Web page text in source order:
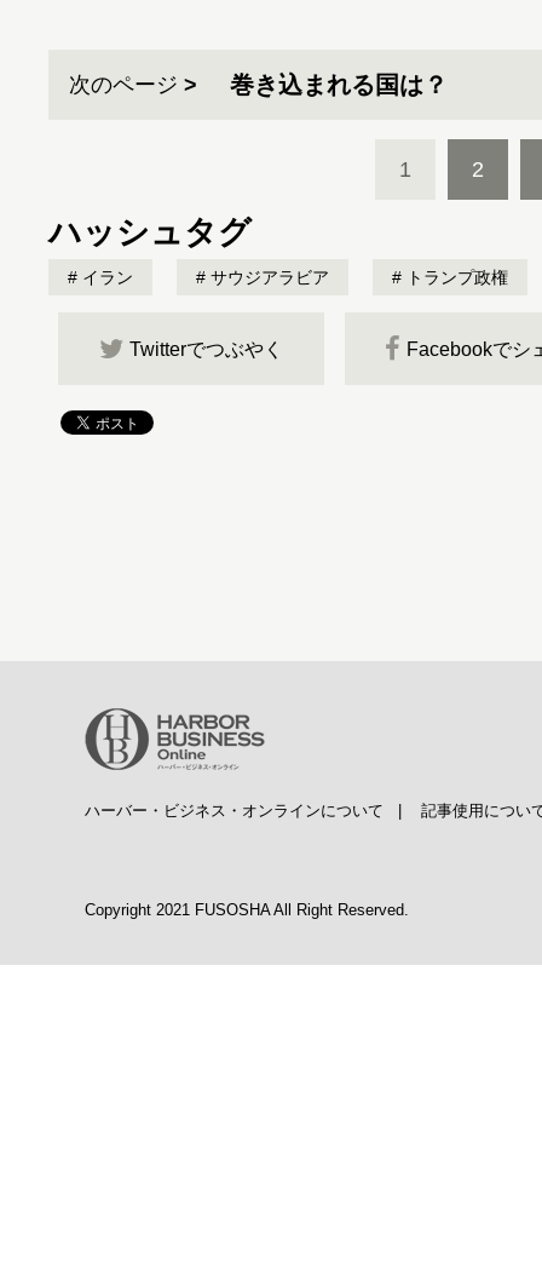
次のページ 巻き込まれる国は？
1 2
ハッシュタグ
イラン サウジアラビア トランプ政権
Twitterでつぶやく Facebookでシ
ハーバー・ビジネス・オンラインについて 記事使用につい
Copyright 2021 FUSOSHA All Right Reserved.